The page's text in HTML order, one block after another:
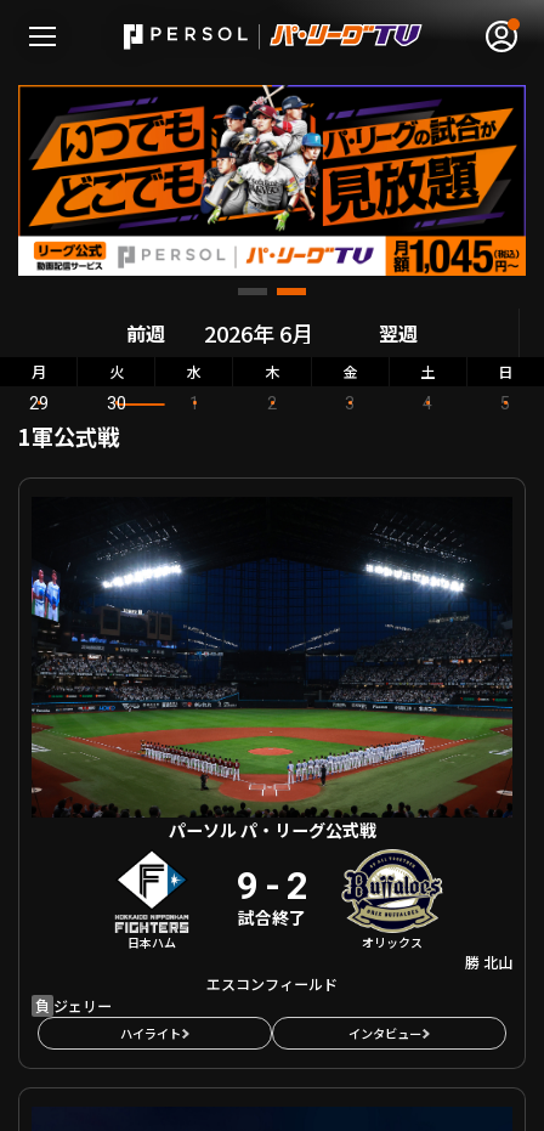
無料アカウント登録 ログイン
HOME
日程･結果
順位表･成績
1軍公式戦
ファーム東地区
ファーム中地区
ファーム西地区
交流戦
選手名鑑
選手名鑑トップ
北海道日本ハムファイターズ
東北楽天ゴールデンイーグルス
埼玉西武ライオンズ
千葉ロッテマリーンズ
オリックス・バファローズ
福岡ソフトバンクホークス
ニュース
設定
前週 翌週
月 火 水 木 金 土 日
29 30 1 2 3 4 5
1軍公式戦
パーソル パ・リーグ公式戦 北海道日本ハム VS オリックス
パーソル パ・リーグ公式戦
日本ハム
9 - 2
試合終了
オリックス
勝北山
エスコンフィールド
負 ジェリー
ハイライト インタビュー
パーソル パ・リーグ公式戦 東北楽天 VS 千葉ロッテ